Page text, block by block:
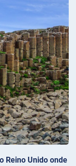
Reino Unido onde